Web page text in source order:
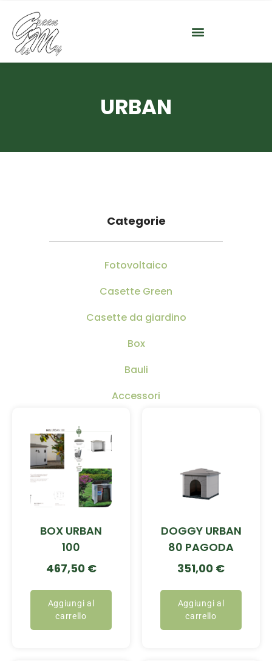
URBAN
Categorie
Fotovoltaico
Casette Green
Casette da giardino
Box
Bauli
Accessori
BOX URBAN
100
467,50 €
Aggiungi al
carrello
DOGGY URBAN
80 PAGODA
351,00 €
Aggiungi al
carrello